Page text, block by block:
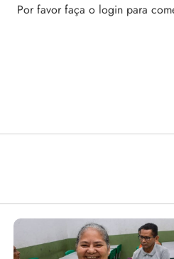
Por favor faça o login para